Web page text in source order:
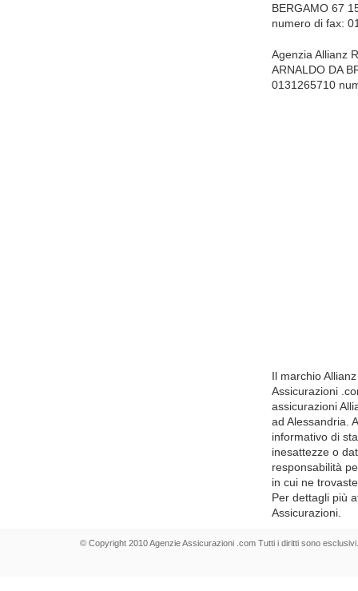
BERGAMO 67
numero di fax:
Agenzia Allianz
ARNALDO DA
0131265710
Il marchio
Assicurazioni
assicurazioni
ad Alessandria.
informativo di
inesattezze o
responsabilità
in cui ne
Per dettagli più
Assicurazioni.
© Copyright 2010 Agenzie Assicurazioni .com Tutti i diritti sono esclusivi.